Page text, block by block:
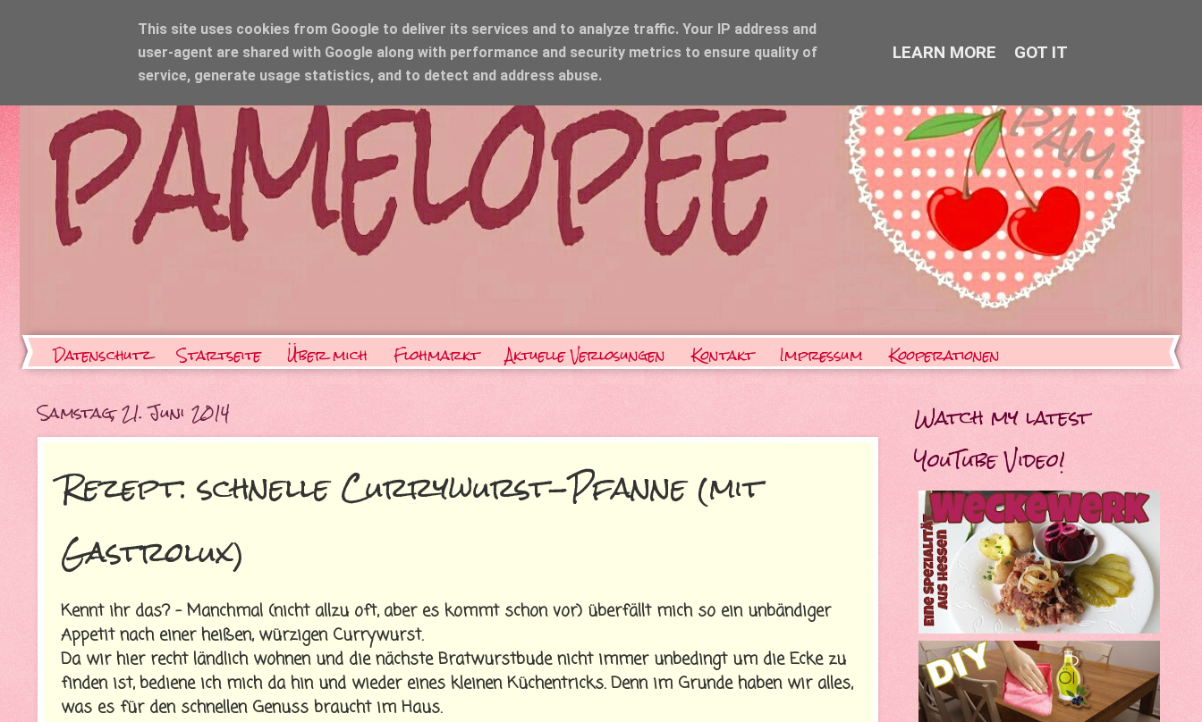
Datenschutz Startseite Über mich Flohmarkt Aktuelle Verlosungen Kontakt Impressum Kooperationen
Samstag, 21. Juni 2014
Rezept: schnelle Currywurst-Pfanne (mit
Gastrolux)
Kennt ihr das? - Manchmal (nicht allzu oft, aber es kommt schon vor) überfällt mich so ein unbändiger
Appetit nach einer heißen, würzigen Currywurst.
Da wir hier recht ländlich wohnen und die nächste Bratwurstbude nicht immer unbedingt um die Ecke zu
finden ist, bediene ich mich da hin und wieder eines kleinen Küchentricks. Denn im Grunde haben wir alles,
was es für den schnellen Genuss braucht im Haus.
Watch my latest
YouTube Video!
This site uses cookies from Google to deliver its services and to analyze traffic. Your IP address and
user-agent are shared with Google along with performance and security metrics to ensure quality of
service, generate usage statistics, and to detect and address abuse.
LEARN MORE GOT IT